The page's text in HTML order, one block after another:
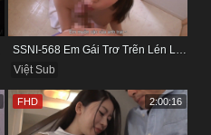
SSNI-568 Em Gái Trơ Trẽn Lén Lút Vụng Trộm Với Bồ Của Chị
Việt Sub
FHD 2:00:16